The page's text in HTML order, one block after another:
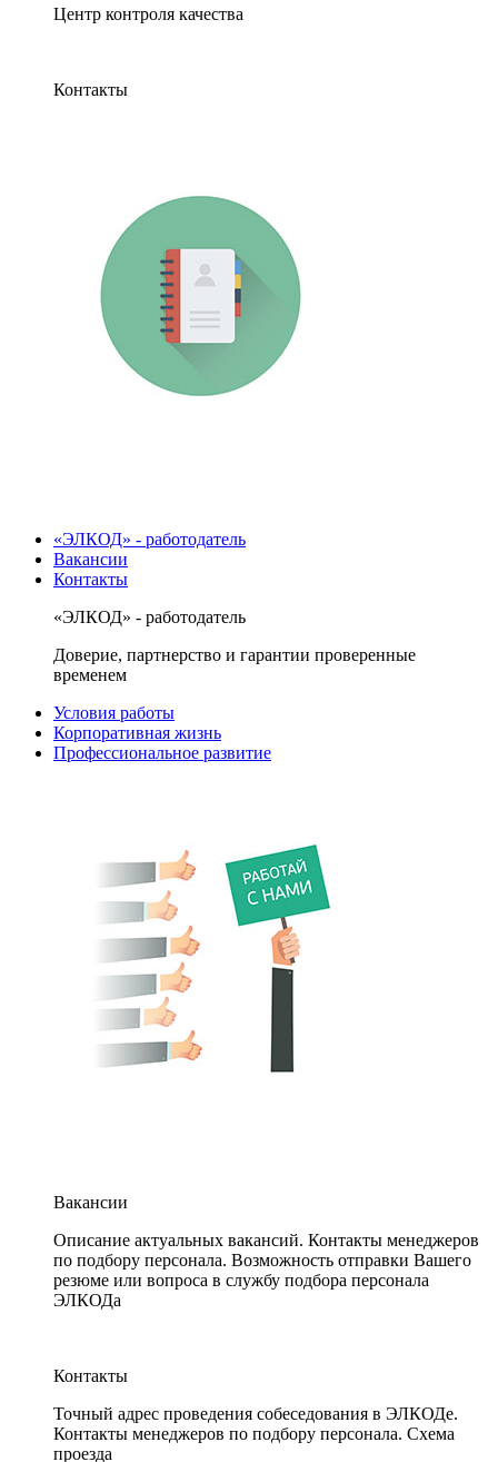
Центр контроля качества
Контакты
«ЭЛКОД» - работодатель
Вакансии
Контакты
«ЭЛКОД» - работодатель
Доверие, партнерство и гарантии проверенные
временем
Условия работы
Корпоративная жизнь
Профессиональное развитие
Вакансии
Описание актуальных вакансий. Контакты менеджеров
по подбору персонала. Возможность отправки Вашего
резюме или вопроса в службу подбора персонала
ЭЛКОДа
Контакты
Точный адрес проведения собеседования в ЭЛКОДе.
Контакты менеджеров по подбору персонала. Схема
проезда